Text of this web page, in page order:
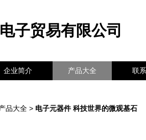
子贸易有限公司
企业简介 产品大全 联
品大全 > 电子元器件 科技世界的微观基石